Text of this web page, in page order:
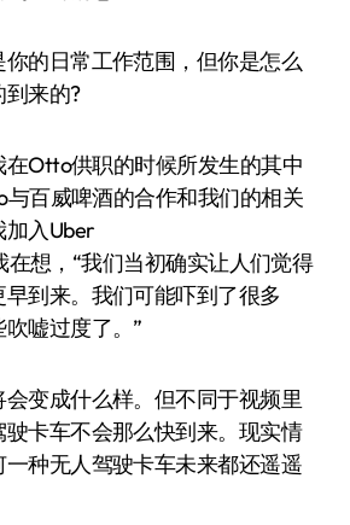
的日常工作范围，但你是怎么
来的?
Otto供职的时候所发生的其中
百威啤酒的合作和我们的相关
入Uber
在想，“我们当初确实让人们觉得
到来。我们可能吓到了很多
嘘过度了。”
变成什么样。但不同于视频里
卡车不会那么快到来。现实情
种无人驾驶卡车未来都还遥遥